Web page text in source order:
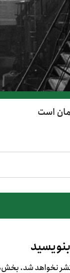
است
نخواهد شد.